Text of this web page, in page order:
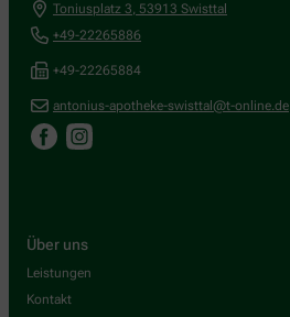
Toniusplatz 3, 53913 Swisttal
+49-22265886
+49-22265884
antonius-apotheke-swisttal@t-online.de
Über uns
Leistungen
Kontakt